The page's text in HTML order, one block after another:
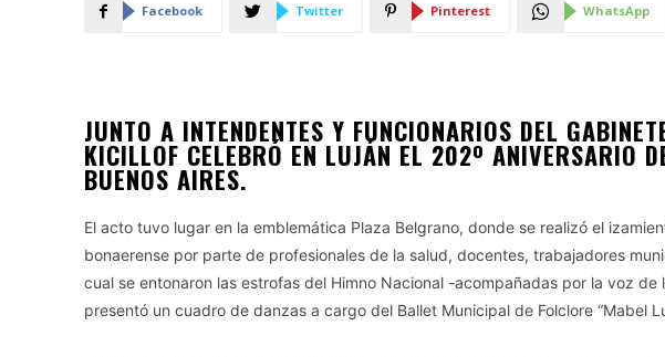
Facebook Twitter Pinterest WhatsApp
JUNTO A INTENDENTES Y FUNCIONARIOS DEL
KICILLOF CELEBRÓ EN LUJÁN EL 202º ANIVERSARIO
BUENOS AIRES.
El acto tuvo lugar en la emblemática Plaza Belgrano, donde se realizó el
bonaerense por parte de profesionales de la salud, docentes, trabajadores
cual se entonaron las estrofas del Himno Nacional -acompañadas por la voz
presentó un cuadro de danzas a cargo del Ballet Municipal de Folclore “Mabel